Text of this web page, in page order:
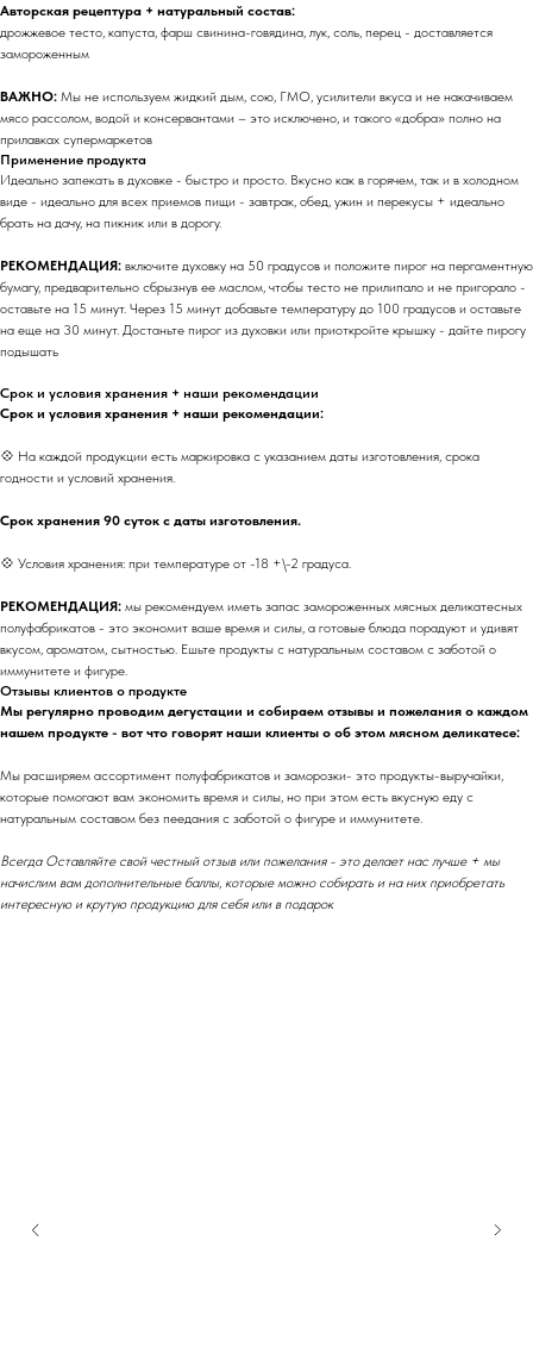
Авторская рецептура + натуральный состав:
дрожжевое тесто, капуста, фарш свинина-говядина, лук, соль, перец - доставляется
замороженным
ВАЖНО: Мы не используем жидкий дым, сою, ГМО, усилители вкуса и не накачиваем
мясо рассолом, водой и консервантами – это исключено, и такого «добра» полно на
прилавках супермаркетов
Применение продукта
Идеально запекать в духовке - быстро и просто. Вкусно как в горячем, так и в холодном
виде - идеально для всех приемов пищи - завтрак, обед, ужин и перекусы + идеально
брать на дачу, на пикник или в дорогу.
РЕКОМЕНДАЦИЯ: включите духовку на 50 градусов и положите пирог на пергаментную
бумагу, предварительно сбрызнув ее маслом, чтобы тесто не прилипало и не пригорало -
оставьте на 15 минут. Через 15 минут добавьте температуру до 100 градусов и оставьте
на еще на 30 минут. Достаньте пирог из духовки или приоткройте крышку - дайте пирогу
подышать
Срок и условия хранения + наши рекомендации
Срок и условия хранения + наши рекомендации:
💠 На каждой продукции есть маркировка с указанием даты изготовления, срока
годности и условий хранения.
Срок хранения 90 суток с даты изготовления.
💠 Условия хранения: при температуре от -18 +\-2 градуса.
РЕКОМЕНДАЦИЯ: мы рекомендуем иметь запас замороженных мясных деликатесных
полуфабрикатов - это экономит ваше время и силы, а готовые блюда порадуют и удивят
вкусом, ароматом, сытностью. Ешьте продукты с натуральным составом с заботой о
иммунитете и фигуре.
Отзывы клиентов о продукте
Мы регулярно проводим дегустации и собираем отзывы и пожелания о каждом
нашем продукте - вот что говорят наши клиенты о об этом мясном деликатесе:
Мы расширяем ассортимент полуфабрикатов и заморозки- это продукты-выручайки,
которые помогают вам экономить время и силы, но при этом есть вкусную еду с
натуральным составом без пеедания с заботой о фигуре и иммунитете.
Всегда Оставляйте свой честный отзыв или пожелания - это делает нас лучше + мы
начислим вам дополнительные баллы, которые можно собирать и на них приобретать
интересную и крутую продукцию для себя или в подарок